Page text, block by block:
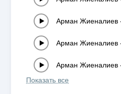
Арман Жиеналиев
Арман Жиеналиев
Арман Жиеналиев
Показать все